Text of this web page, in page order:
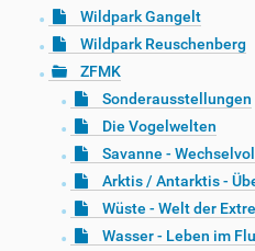
Wildpark Gangelt
Wildpark Reuschenberg
ZFMK
Sonderausstellungen
Die Vogelwelten
Savanne -
Arktis / Antarktis -
Wüste - Welt der
Wasser - Leben im